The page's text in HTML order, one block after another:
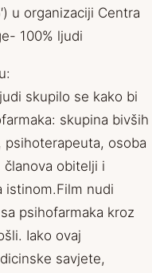
u organizaciji Centra
100% ljudi
skupilo se kako bi
skupina bivših
osoba
obitelji i
istinom.Film nudi
psihofarmaka kroz
Iako ovaj
savjete,